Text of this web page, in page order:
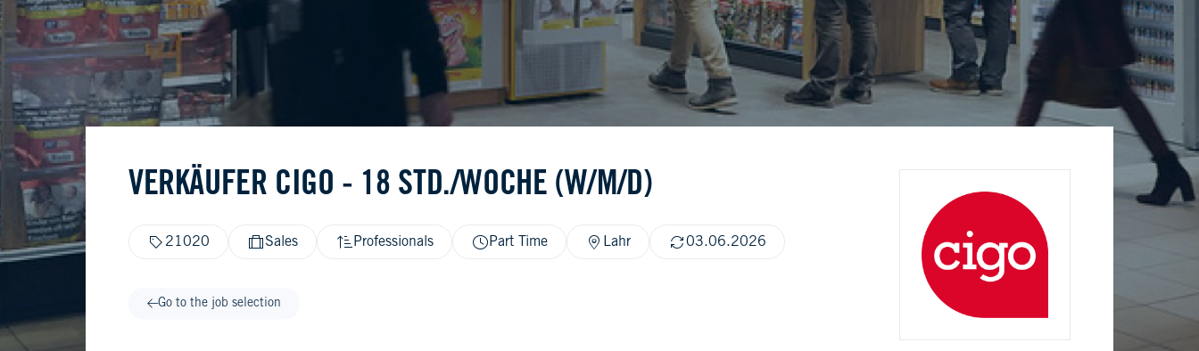
VERKÄUFER CIGO - 18 STD./WOCHE (W/M/D)
21020 Sales Professionals Part Time Lahr 03.06.2026
Go to the job selection